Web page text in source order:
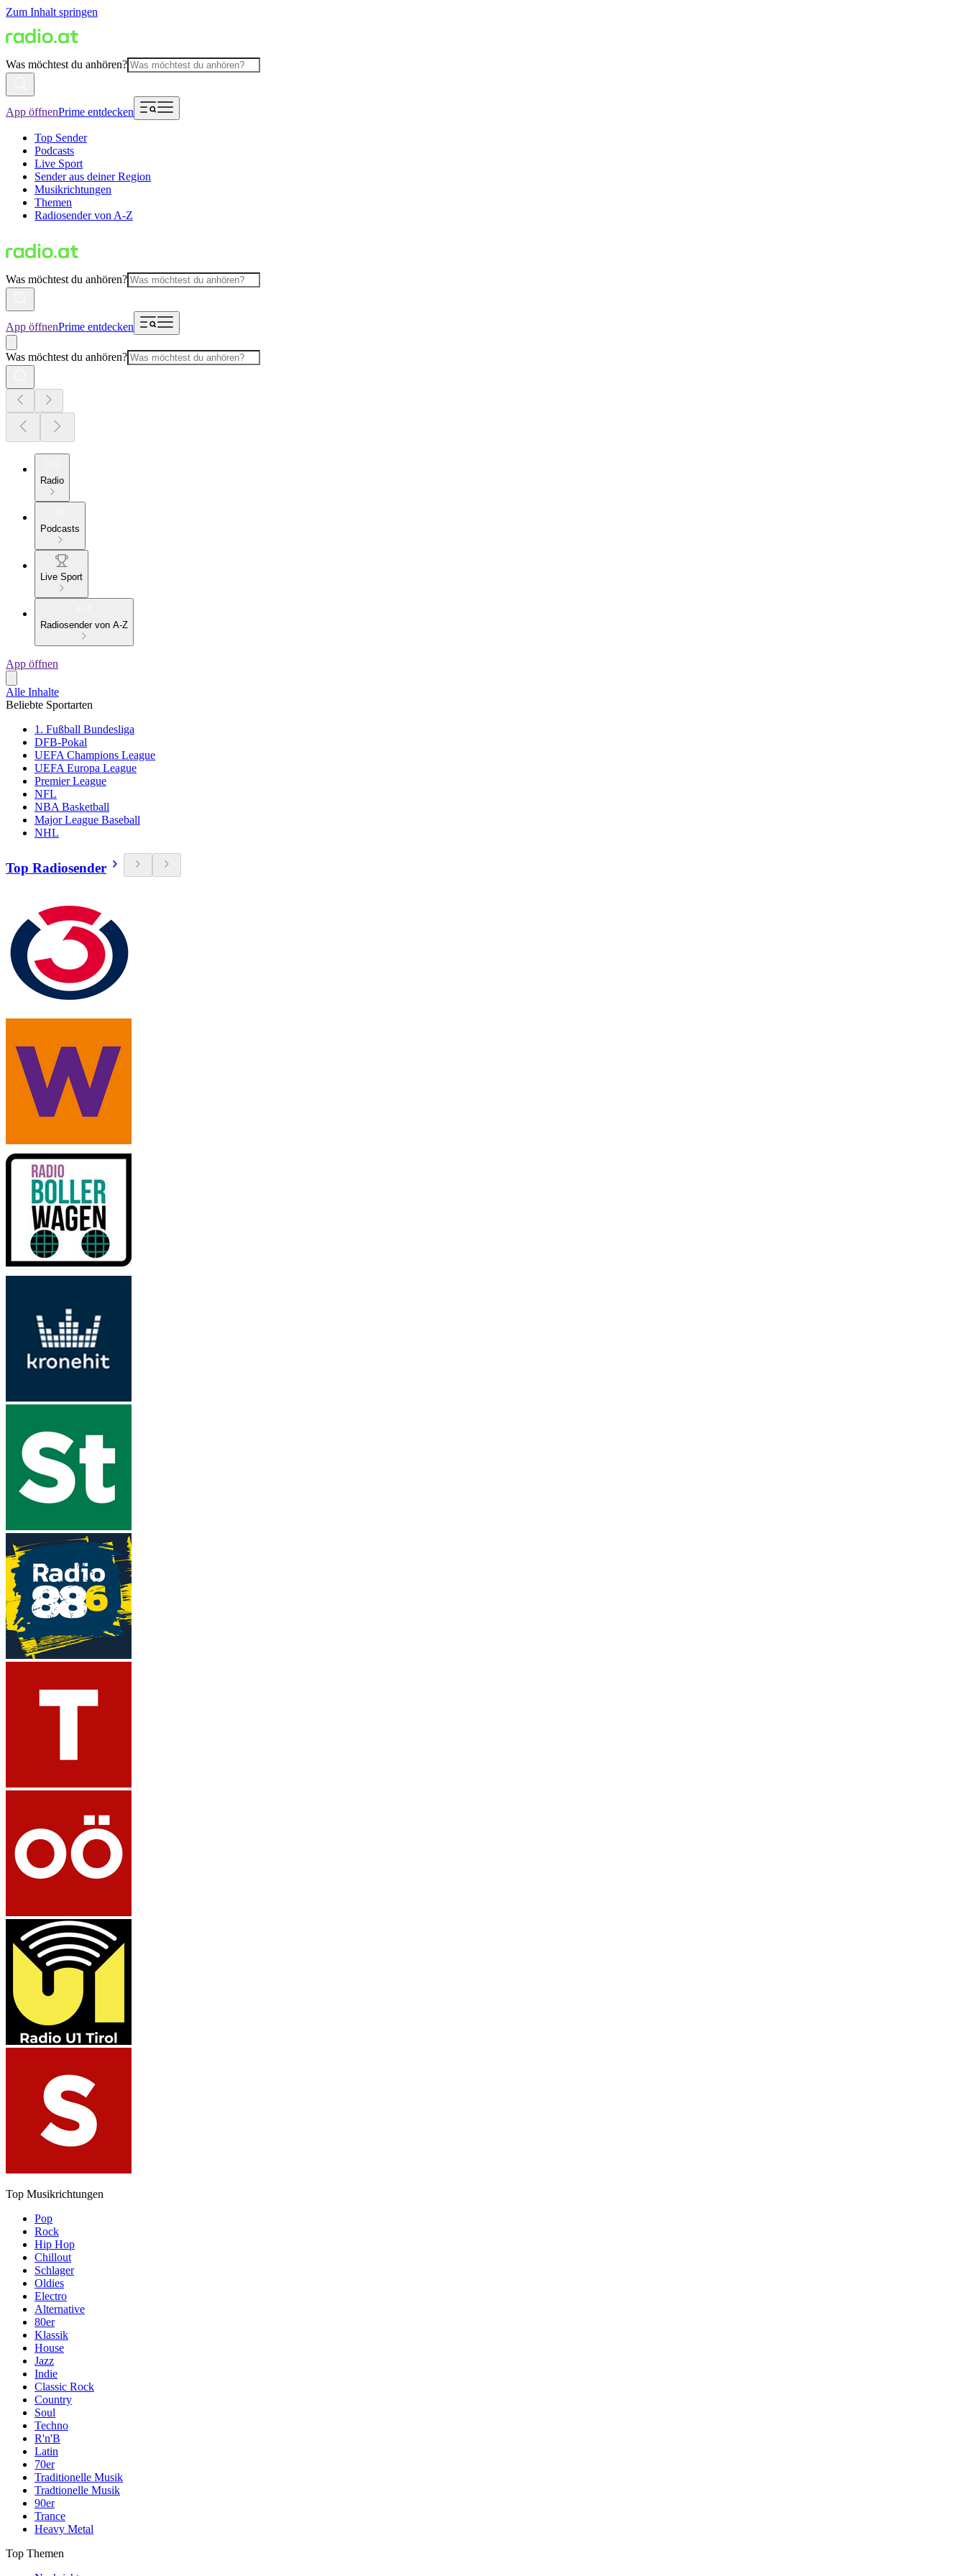
Zum Inhalt springen
Was möchtest du anhören?
App öffnenPrime entdecken
Top Sender
Podcasts
Live Sport
Sender aus deiner Region
Musikrichtungen
Themen
Radiosender von A-Z
Was möchtest du anhören?
App öffnenPrime entdecken
Was möchtest du anhören?
Radio
Podcasts
Live Sport
Radiosender von A-Z
App öffnen
Alle Inhalte
Beliebte Sportarten
1. Fußball Bundesliga
DFB-Pokal
UEFA Champions League
UEFA Europa League
Premier League
NFL
NBA Basketball
Major League Baseball
NHL
Top Radiosender
Top Musikrichtungen
Pop
Rock
Hip Hop
Chillout
Schlager
Oldies
Electro
Alternative
80er
Klassik
House
Jazz
Indie
Classic Rock
Country
Soul
Techno
R'n'B
Latin
70er
Traditionelle Musik
Tradtionelle Musik
90er
Trance
Heavy Metal
Top Themen